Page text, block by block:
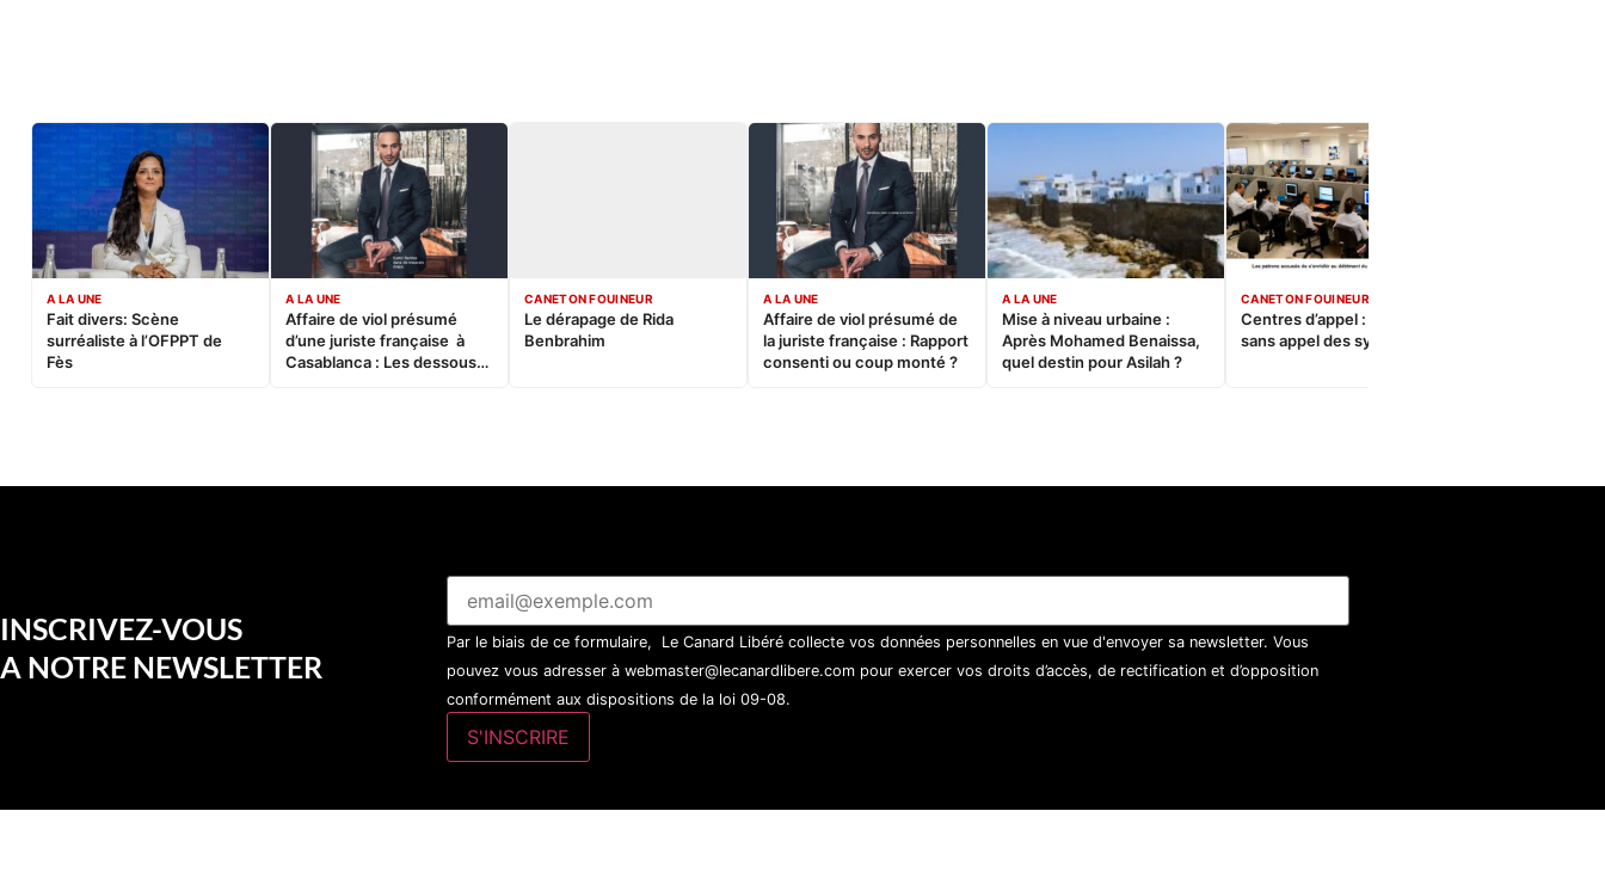
A LA UNE
Fait divers: Scène
surréaliste à l’OFPPT de
Fès
A LA UNE
Affaire de viol présumé
d’une juriste française à
Casablanca : Les dessous
CANETON FOUINEUR
Le dérapage de Rida
Benbrahim
A LA UNE
Affaire de viol présumé de
la juriste française : Rapport
consenti ou coup monté ?
A LA UNE
Mise à niveau urbaine :
Après Mohamed Benaissa,
quel destin pour Asilah ?
CANETON FOUINEUR
Centres d’appel : Le constat
sans appel des syndicats
INSCRIVEZ-VOUS
A NOTRE NEWSLETTER
Par le biais de ce formulaire, Le Canard Libéré collecte vos données personnelles en vue d'envoyer sa newsletter. Vous
pouvez vous adresser à webmaster@lecanardlibere.com pour exercer vos droits d’accès, de rectification et d’opposition
conformément aux dispositions de la loi 09-08.